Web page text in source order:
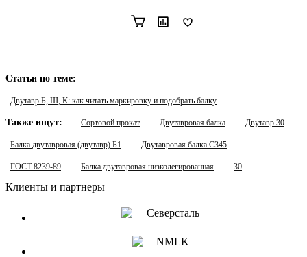
Статьи по теме:
Двутавр Б, Ш, К: как читать маркировку и подобрать балку
Также ищут: Сортовой прокат Двутавровая балка Двутавр 30
Балка двутавровая (двутавр) Б1 Двутавровая балка С345
ГОСТ 8239-89 Балка двутавровая низколегированная 30
Клиенты и партнеры